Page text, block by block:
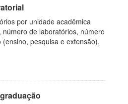
por unidade acadêmica
número de laboratórios, número
pesquisa e extensão),